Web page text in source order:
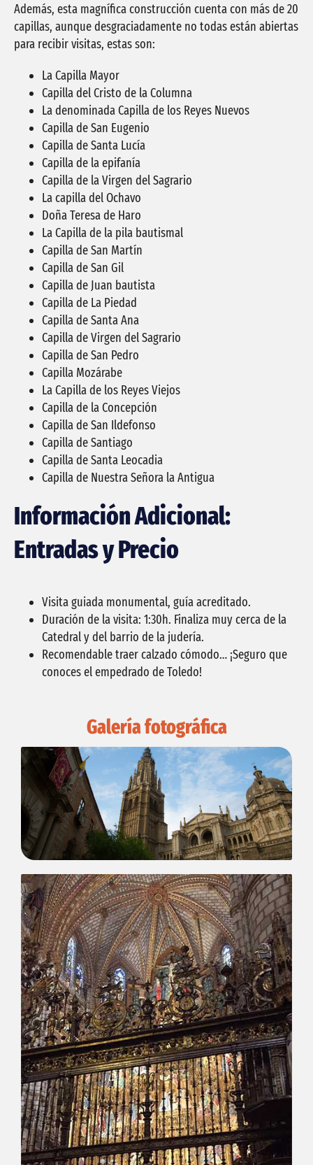
Además, esta magnífica construcción cuenta con más de 20
capillas, aunque desgraciadamente no todas están abiertas
para recibir visitas, estas son:
La Capilla Mayor
Capilla del Cristo de la Columna
La denominada Capilla de los Reyes Nuevos
Capilla de San Eugenio
Capilla de Santa Lucía
Capilla de la epifanía
Capilla de la Virgen del Sagrario
La capilla del Ochavo
Doña Teresa de Haro
La Capilla de la pila bautismal
Capilla de San Martín
Capilla de San Gil
Capilla de Juan bautista
Capilla de La Piedad
Capilla de Santa Ana
Capilla de Virgen del Sagrario
Capilla de San Pedro
Capilla Mozárabe
La Capilla de los Reyes Viejos
Capilla de la Concepción
Capilla de San Ildefonso
Capilla de Santiago
Capilla de Santa Leocadia
Capilla de Nuestra Señora la Antigua
Información Adicional:
Entradas y Precio
Visita guiada monumental, guía acreditado.
Duración de la visita: 1:30h. Finaliza muy cerca de la
Catedral y del barrio de la judería.
Recomendable traer calzado cómodo… ¡Seguro que
conoces el empedrado de Toledo!
Galería fotográfica